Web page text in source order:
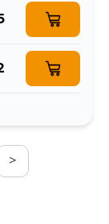
>